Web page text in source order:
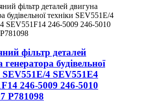
фільтр деталей
генератора будівельної
SEV551E/4 SEV551E4
246-5009 246-5010
P781098